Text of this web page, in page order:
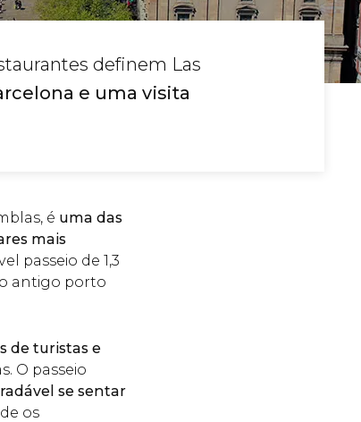
definem Las
e uma visita
é uma das
mais
passeio de 1,3
antigo porto
de turistas e
O passeio
se sentar
os